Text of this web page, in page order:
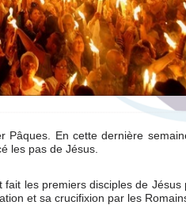
Pâques. En cette dernière
les pas de Jésus.
les premiers disciples de
et sa crucifixion par les